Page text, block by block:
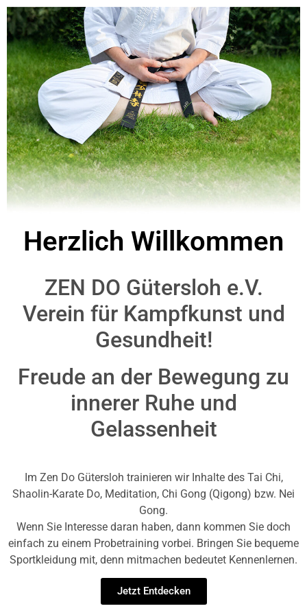
Herzlich Willkommen
ZEN DO Gütersloh e.V.
Verein für Kampfkunst und
Gesundheit!
Freude an der Bewegung zu
innerer Ruhe und
Gelassenheit
Im Zen Do Gütersloh trainieren wir Inhalte des Tai Chi,
Shaolin-Karate Do, Meditation, Chi Gong (Qigong) bzw. Nei
Gong.
Wenn Sie Interesse daran haben, dann kommen Sie doch
einfach zu einem Probetraining vorbei. Bringen Sie bequeme
Sportkleidung mit, denn mitmachen bedeutet Kennenlernen.
Jetzt Entdecken